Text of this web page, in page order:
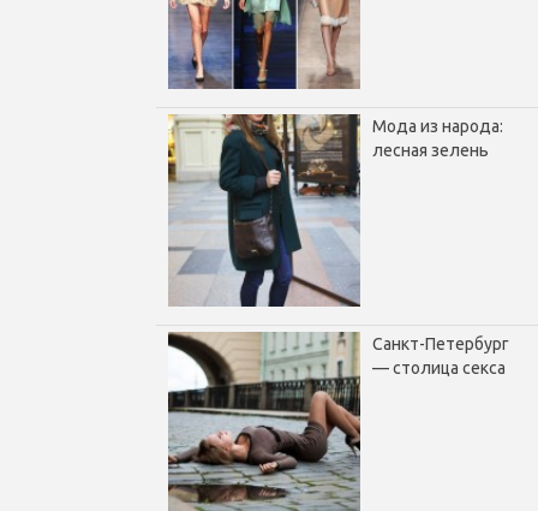
Мода из народа:
лесная зелень
Санкт-Петербург
— столица секса